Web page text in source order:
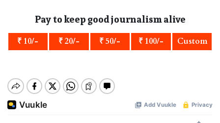
Pay to keep good journalism alive
₹ 10/- ₹ 20/- ₹ 50/- ₹ 100/- Custom